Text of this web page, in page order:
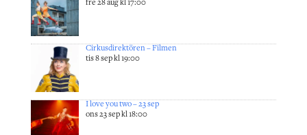
fre 28 aug kl 17:00
Cirkusdirektören – Filmen
tis 8 sep kl 19:00
I love you two – 23 sep
ons 23 sep kl 18:00